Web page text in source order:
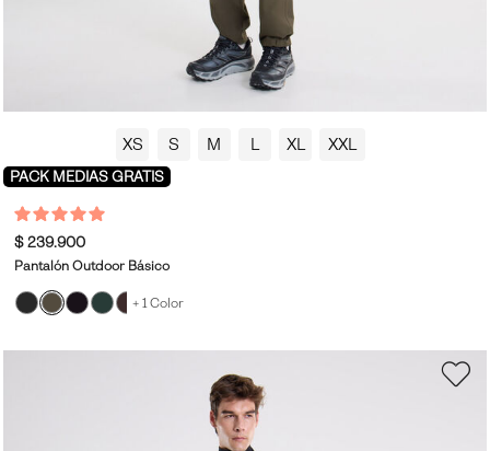
XS S M L XL XXL
PACK MEDIAS GRATIS
$ 239.900
Pantalón Outdoor Básico
+ 1 Color